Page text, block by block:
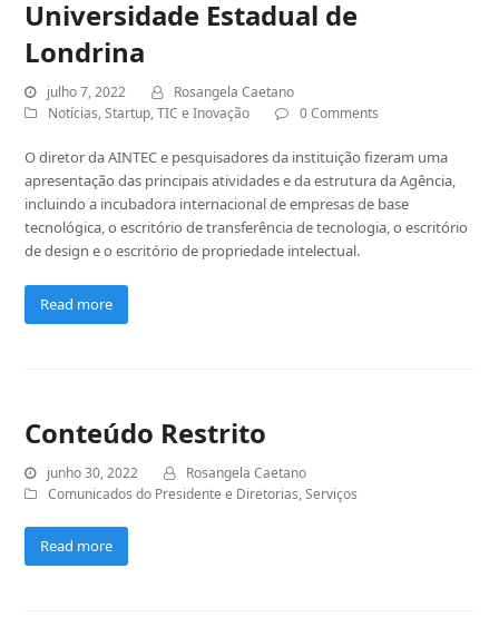
Universidade Estadual de
Londrina
julho 7, 2022
Rosangela Caetano
Notícias,Startup,TIC e Inovação 0 Comments
O diretor da AINTEC e pesquisadores da instituição fizeram uma
apresentação das principais atividades e da estrutura da Agência,
incluindo a incubadora internacional de empresas de base
tecnológica, o escritório de transferência de tecnologia, o escritório
de design e o escritório de propriedade intelectual.
Read more
Conteúdo Restrito
junho 30, 2022
Rosangela Caetano
Comunicados do Presidente e Diretorias,Serviços
Read more